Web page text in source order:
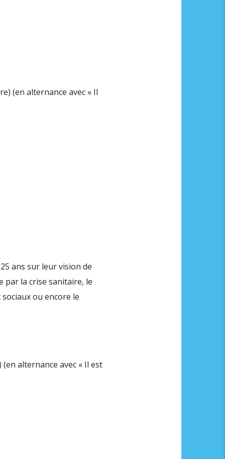
(en alternance avec « Il
ans sur leur vision de
par la crise sanitaire, le
ou encore le
alternance avec « Il est